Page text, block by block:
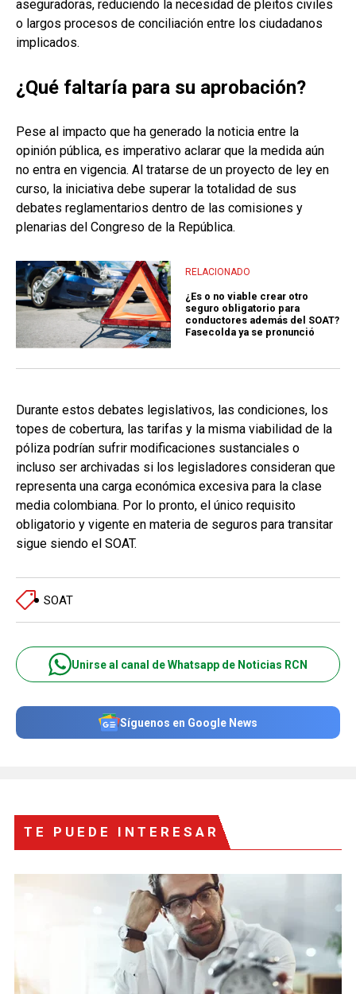
aseguradoras, reduciendo la necesidad de pleitos civiles
o largos procesos de conciliación entre los ciudadanos
implicados.
¿Qué faltaría para su aprobación?
Pese al impacto que ha generado la noticia entre la
opinión pública, es imperativo aclarar que la medida aún
no entra en vigencia. Al tratarse de un proyecto de ley en
curso, la iniciativa debe superar la totalidad de sus
debates reglamentarios dentro de las comisiones y
plenarias del Congreso de la República.
RELACIONADO
¿Es o no viable crear otro
seguro obligatorio para
conductores además del SOAT?
Fasecolda ya se pronunció
Durante estos debates legislativos, las condiciones, los
topes de cobertura, las tarifas y la misma viabilidad de la
póliza podrían sufrir modificaciones sustanciales o
incluso ser archivadas si los legisladores consideran que
representa una carga económica excesiva para la clase
media colombiana. Por lo pronto, el único requisito
obligatorio y vigente en materia de seguros para transitar
sigue siendo el SOAT.
SOAT
Unirse al canal de Whatsapp de Noticias RCN
Síguenos en Google News
TE PUEDE INTERESAR